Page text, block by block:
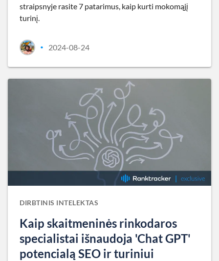
straipsnyje rasite 7 patarimus, kaip kurti mokomąjį
turinį.
• 2024-08-24
DIRBTINIS INTELEKTAS
Kaip skaitmeninės rinkodaros
specialistai išnaudoja 'Chat GPT'
potencialą SEO ir turiniui